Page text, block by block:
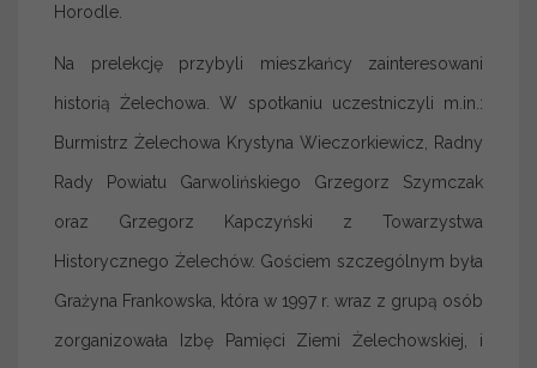
Horodle.
Na prelekcję przybyli mieszkańcy zainteresowani
historią Żelechowa. W spotkaniu uczestniczyli m.in.:
Burmistrz Żelechowa Krystyna Wieczorkiewicz, Radny
Rady Powiatu Garwolińskiego Grzegorz Szymczak
oraz Grzegorz Kapczyński z Towarzystwa
Historycznego Żelechów. Gościem szczególnym była
Grażyna Frankowska, która w 1997 r. wraz z grupą osób
zorganizowała Izbę Pamięci Ziemi Żelechowskiej, i